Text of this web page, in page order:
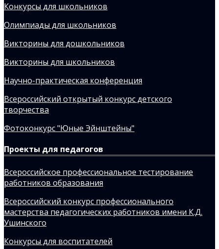
Конкурсы для школьников
Олимпиады для школьников
Викторины для дошкольников
Викторины для школьников
Научно-практическая конференция
Всероссийский открытый конкурс детского
творчества
Фотоконкурс "Юные Эйнштейны"
Проекты для педагогов
Всероссийское профессиональное тестирование
работников образования
Всероссийский конкурс профессионального
мастерства педагогических работников имени К.Д.
Ушинского
Конкурсы для воспитателей